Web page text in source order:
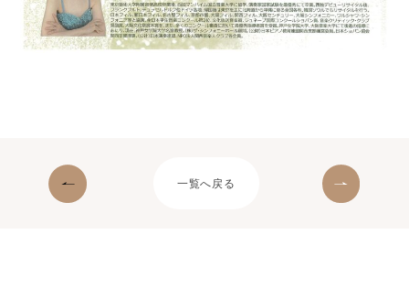
一覧へ戻る